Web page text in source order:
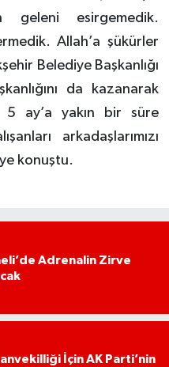
geleni esirgemedik.
Allah’a şükürler
Belediye Başkanlığı
da kazanarak
5 ay’a yakın bir süre
arkadaşlarımızı
konuştu.
Adrenalin Zirve
İçin AK Parti’nin